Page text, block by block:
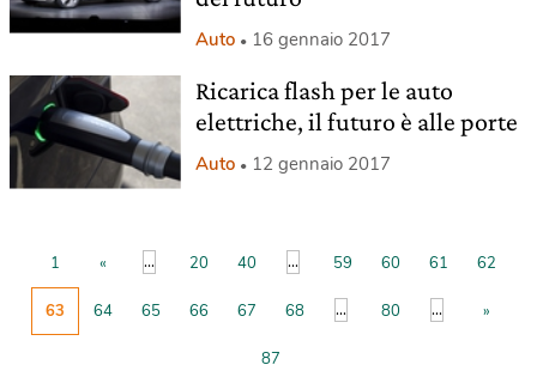
Auto 16 gennaio 2017
Ricarica flash per le auto
elettriche, il futuro è alle porte
Auto 12 gennaio 2017
1 « ... 20 40 ... 59 60 61 62
63 64 65 66 67 68 ... 80 ... »
87